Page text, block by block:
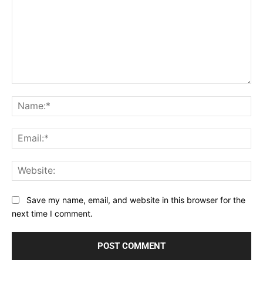
Save my name, email, and website in this browser for the
next time I comment.